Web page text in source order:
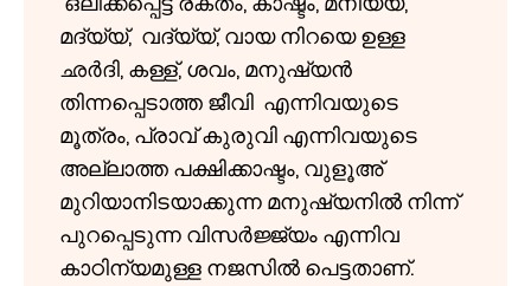
മദ്യ്യ്, വദ്യ്യ്, വായ നിറയെ ഉള്ള
ഛർദി, കള്ള്, ശവം, മനുഷ്യൻ
തിന്നപ്പെടാത്ത ജീവി എന്നിവയുടെ
മൂത്രം, പ്രാവ് കുരുവി എന്നിവയുടെ
അല്ലാത്ത പക്ഷിക്കാഷ്ടം, വുളൂഅ്
മുറിയാനിടയാക്കുന്ന മനുഷ്യനിൽ നിന്ന്
പുറപ്പെടുന്ന വിസർജ്ജ്യം എന്നിവ
കാഠിന്യമുള്ള നജസിൽ പെട്ടതാണ്.